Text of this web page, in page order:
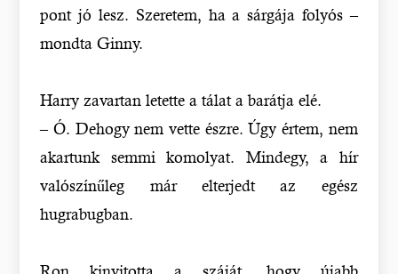
pont jó lesz. Szeretem, ha a sárgája folyós –
mondta Ginny.
Harry zavartan letette a tálat a barátja elé.
– Ó. Dehogy nem vette észre. Úgy értem, nem
akartunk semmi komolyat. Mindegy, a hír
valószínűleg már elterjedt az egész
hugrabugban.